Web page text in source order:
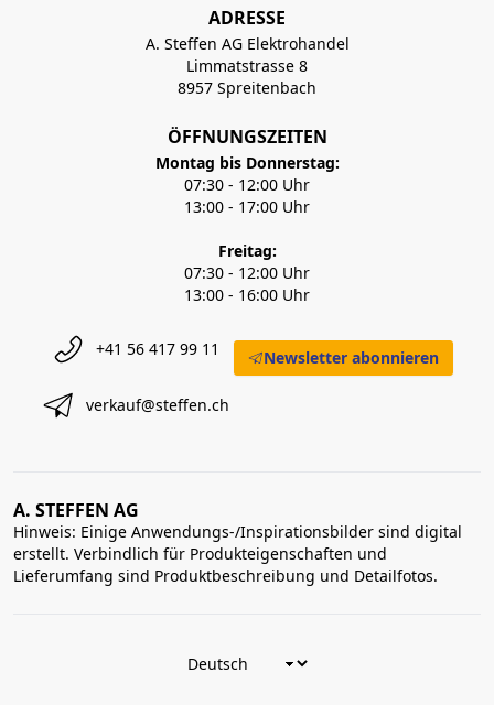
ADRESSE
A. Steffen AG Elektrohandel
Limmatstrasse 8
8957 Spreitenbach
ÖFFNUNGSZEITEN
Montag bis Donnerstag:
07:30 - 12:00 Uhr
13:00 - 17:00 Uhr
Freitag:
07:30 - 12:00 Uhr
13:00 - 16:00 Uhr
+41 56 417 99 11
verkauf@steffen.ch
Newsletter abonnieren
A. STEFFEN AG
Hinweis: Einige Anwendungs-/Inspirationsbilder sind digital
erstellt. Verbindlich für Produkteigenschaften und
Lieferumfang sind Produktbeschreibung und Detailfotos.